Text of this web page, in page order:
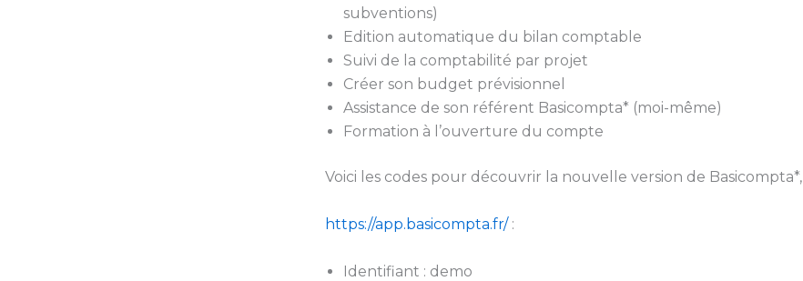
subventions)
Edition automatique du bilan comptable
Suivi de la comptabilité par projet
Créer son budget prévisionnel
Assistance de son référent Basicompta* (moi-même)
Formation à l’ouverture du compte
Voici les codes pour découvrir la nouvelle version de Basicompta*,
https://app.basicompta.fr/:
Identifiant : demo